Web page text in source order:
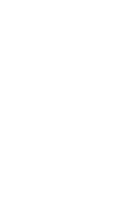
Karşı